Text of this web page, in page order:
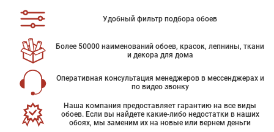
Удобный фильтр подбора обоев
Более 50000 наименований обоев, красок, лепнины, ткани
и декора для дома
Оперативная консультация менеджеров в мессенджерах и
по видео звонку
Наша компания предоставляет гарантию на все виды
обоев. Если вы найдете какие-либо недостатки в наших
обоях, мы заменим их на новые или вернем деньги